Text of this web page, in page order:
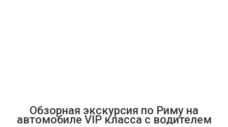
Обзорная экскурсия по Риму на
автомобиле VIP класса с водителем